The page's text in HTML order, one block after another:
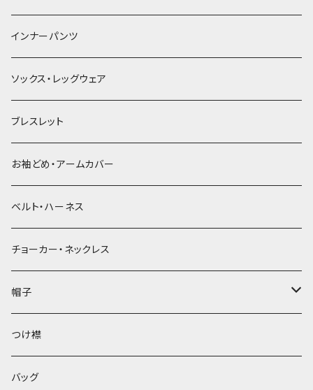
簪
インナーパンツ
ソックス・レッグウェア
ブレスレット
お袖どめ・アームカバー
ベルト・ハーネス
チョーカー・ネックレス
帽子
ベレー帽
つけ襟
バッグ